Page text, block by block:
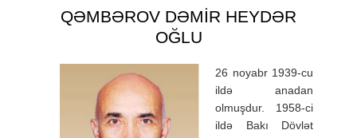
QƏMBƏROV DƏMİR HEYDƏR
OĞLU
26 noyabr 1939-cu
ildə anadan
olmuşdur. 1958-ci
ildə Bakı Dövlət